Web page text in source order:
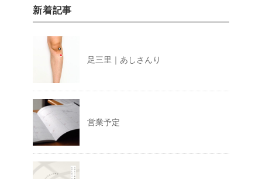
新着記事
足三里｜あしさんり
営業予定